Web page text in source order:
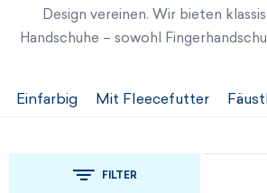
Design vereinen. Wir bieten
Handschuhe – sowohl
Einfarbig Mit Fleecefutter
FILTER